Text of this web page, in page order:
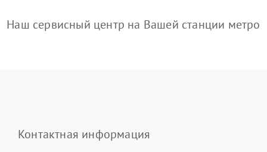
Наш сервисный центр на Вашей станции метро
Контактная информация